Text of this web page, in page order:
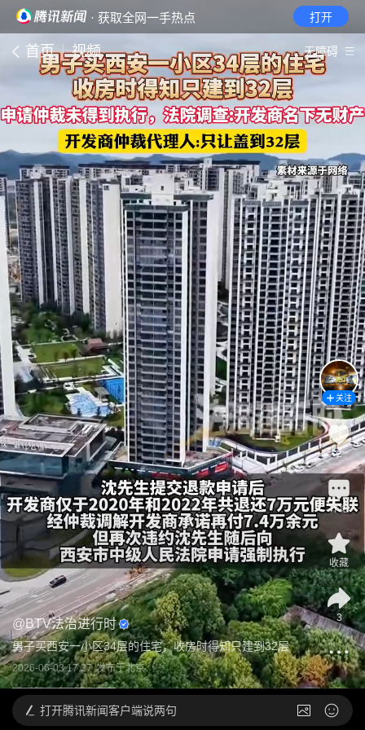
· 获取全网一手热点 打开
首页 视频 无障碍
@BTV法治进行时
男子买西安一小区34层的住宅，收房时得知只建到32层
2026-06-03 17:27 发布于北京
关注
2
评论
收藏
3
打开腾讯新闻客户端说两句